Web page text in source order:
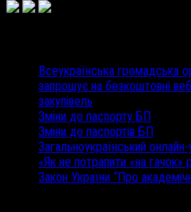
Всеукраїнська громадська
запрошує на безкоштовні
закупівель
Зміни до паспорту БП
Зміни до паспортів БП
Загальноукраїнський
«Як не потрапити «на гачок»
Закон України “Про